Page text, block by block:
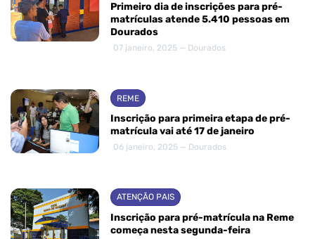
Primeiro dia de inscrições para pré-
matrículas atende 5.410 pessoas em
Dourados
07 janeiro, 2025 — Dourados
REME
Inscrição para primeira etapa de pré-
matrícula vai até 17 de janeiro
06 janeiro, 2025 — Dourados
ATENÇÃO PAIS
Inscrição para pré-matrícula na Reme
começa nesta segunda-feira